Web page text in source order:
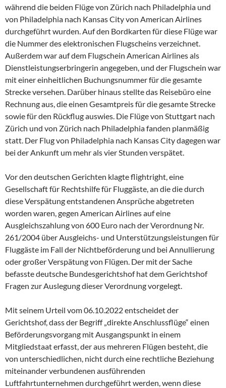
während die beiden Flüge von Zürich nach Philadelphia und
von Philadelphia nach Kansas City von American Airlines
durchgeführt wurden. Auf den Bordkarten für diese Flüge war
die Nummer des elektronischen Flugscheins verzeichnet.
Außerdem war auf dem Flugschein American Airlines als
Dienstleistungserbringerin angegeben, und der Flugschein war
mit einer einheitlichen Buchungsnummer für die gesamte
Strecke versehen. Darüber hinaus stellte das Reisebüro eine
Rechnung aus, die einen Gesamtpreis für die gesamte Strecke
sowie für den Rückflug auswies. Die Flüge von Stuttgart nach
Zürich und von Zürich nach Philadelphia fanden planmäßig
statt. Der Flug von Philadelphia nach Kansas City dagegen war
bei der Ankunft um mehr als vier Stunden verspätet.
Vor den deutschen Gerichten klagte flightright, eine
Gesellschaft für Rechtshilfe für Fluggäste, an die die durch
diese Verspätung entstandenen Ansprüche abgetreten
worden waren, gegen American Airlines auf eine
Ausgleichszahlung von 600 Euro nach der Verordnung Nr.
261/2004 über Ausgleichs- und Unterstützungsleistungen für
Fluggäste im Fall der Nichtbeförderung und bei Annullierung
oder großer Verspätung von Flügen. Der mit der Sache
befasste deutsche Bundesgerichtshof hat dem Gerichtshof
Fragen zur Auslegung dieser Verordnung vorgelegt.
Mit seinem Urteil vom 06.10.2022 entscheidet der
Gerichtshof, dass der Begriff „direkte Anschlussflüge“ einen
Beförderungsvorgang mit Ausgangspunkt in einem
Mitgliedstaat erfasst, der aus mehreren Flügen besteht, die
von unterschiedlichen, nicht durch eine rechtliche Beziehung
miteinander verbundenen ausführenden
Luftfahrtunternehmen durchgeführt werden, wenn diese